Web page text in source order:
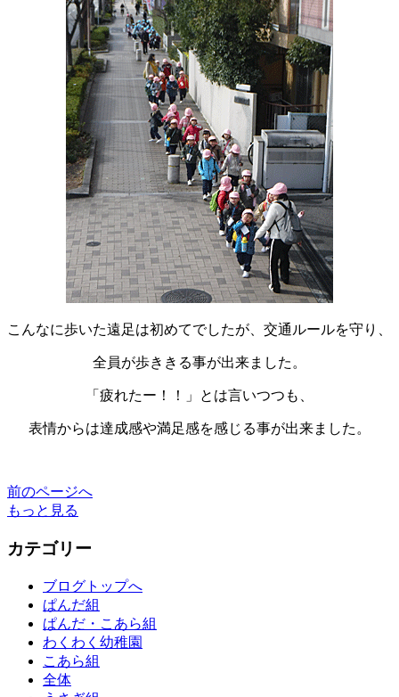
こんなに歩いた遠足は初めてでしたが、交通ルールを守り、
全員が歩ききる事が出来ました。
「疲れたー！！」とは言いつつも、
表情からは達成感や満足感を感じる事が出来ました。
前のページへ
もっと見る
カテゴリー
ブログトップへ
ぱんだ組
ぱんだ・こあら組
わくわく幼稚園
こあら組
全体